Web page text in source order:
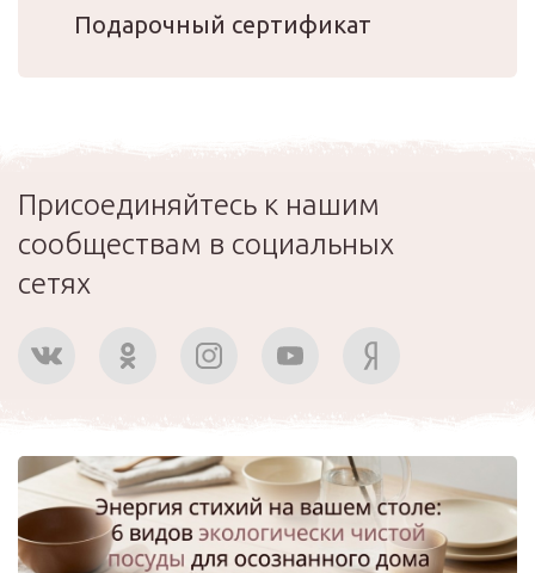
Подарочный сертификат
Присоединяйтесь к нашим
сообществам в социальных
сетях